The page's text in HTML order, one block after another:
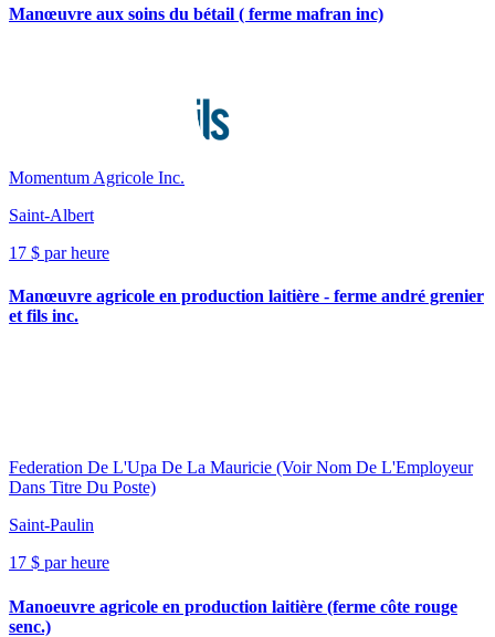
Manœuvre aux soins du bétail ( ferme mafran inc)
Momentum Agricole Inc.
Saint-Albert
17 $ par heure
Manœuvre agricole en production laitière - ferme andré grenier
et fils inc.
Federation De L'Upa De La Mauricie (Voir Nom De L'Employeur
Dans Titre Du Poste)
Saint-Paulin
17 $ par heure
Manoeuvre agricole en production laitière (ferme côte rouge
senc.)